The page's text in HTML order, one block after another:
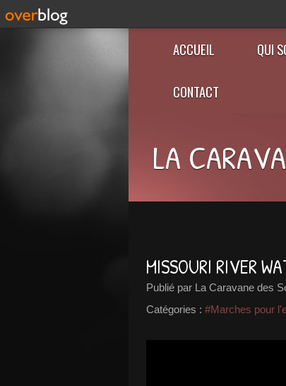
ACCUEIL QUI
CONTACT
LA
MISSOURI RIVER
Publié par La Caravane des
Catégories : #Marches pour